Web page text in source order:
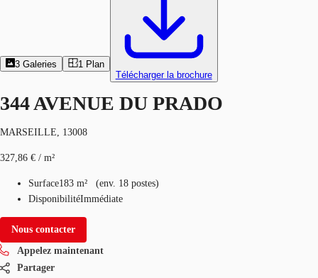
3 Galeries 1 Plan
Télécharger la brochure
344 AVENUE DU PRADO
MARSEILLE, 13008
327,86 € / m²
Surface183 m² (env. 18 postes)
DisponibilitéImmédiate
Nous contacter
Appelez maintenant
Partager